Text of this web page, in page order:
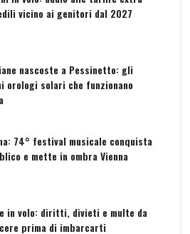
vicino ai genitori dal 2027
nascoste a Pessinetto: gli
orologi solari che funzionano
74° festival musicale conquista
e mette in ombra Vienna
in volo: diritti, divieti e multe da
prima di imbarcarti